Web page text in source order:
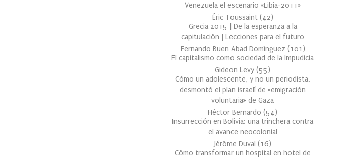
Venezuela el escenario «Libia-2011»
Éric Toussaint (42)
Grecia 2015 | De la esperanza a la
capitulación | Lecciones para el futuro
Fernando Buen Abad Domínguez (101 )
El capitalismo como sociedad de la Impudicia
Gideon Levy (55)
Cómo un adolescente, y no un periodista,
desmontó el plan israelí de «emigración
voluntaria» de Gaza
Héctor Bernardo (54)
Insurrección en Bolivia: una trinchera contra
el avance neocolonial
Jérôme Duval (16)
Cómo transformar un hospital en hotel de